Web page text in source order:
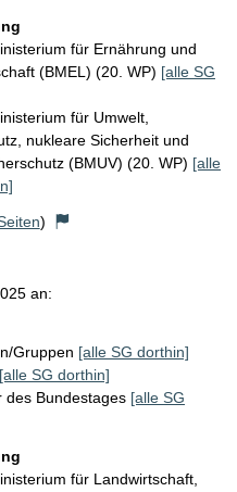
für Ernährung und
(BMEL) (20. WP) [alle SG
für Umwelt,
nukleare Sicherheit und
(BMUV) (20. WP) [alle
)
an:
Gruppen [alle SG dorthin]
[alle SG dorthin]
des Bundestages [alle SG
für Landwirtschaft,